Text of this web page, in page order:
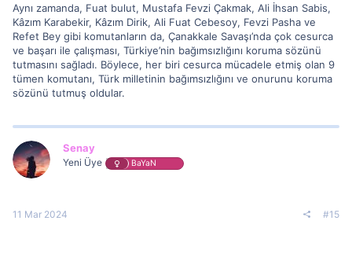
Aynı zamanda, Fuat bulut, Mustafa Fevzi Çakmak, Ali İhsan Sabis,
Kâzım Karabekir, Kâzım Dirik, Ali Fuat Cebesoy, Fevzi Pasha ve
Refet Bey gibi komutanların da, Çanakkale Savaşı’nda çok cesurca
ve başarı ile çalışması, Türkiye’nin bağımsızlığını koruma sözünü
tutmasını sağladı. Böylece, her biri cesurca mücadele etmiş olan 9
tümen komutanı, Türk milletinin bağımsızlığını ve onurunu koruma
sözünü tutmuş oldular.
Senay
Yeni Üye BaYaN
11 Mar 2024 #15